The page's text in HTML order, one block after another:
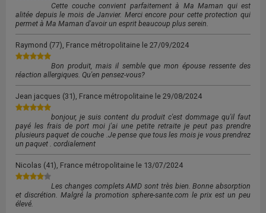
Cette couche convient parfaitement à Ma Maman qui est
alitée depuis le mois de Janvier. Merci encore pour cette protection qui
permet à Ma Maman d'avoir un esprit beaucoup plus serein.
Raymond (77), France métropolitaine le 27/09/2024
Bon produit, mais il semble que mon épouse ressente des
réaction allergiques. Qu'en pensez-vous?
Jean jacques (31), France métropolitaine le 29/08/2024
bonjour, je suis content du produit c'est dommage qu'il faut
payé les frais de port moi j'ai une petite retraite je peut pas prendre
plusieurs paquet de couche .Je pense que tous les mois je vous prendrez
un paquet . cordialement
Nicolas (41), France métropolitaine le 13/07/2024
Les changes complets AMD sont très bien. Bonne absorption
et discrétion. Malgré la promotion sphere-sante.com le prix est un peu
élevé.